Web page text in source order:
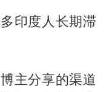
印度人长期滞
主分享的渠道